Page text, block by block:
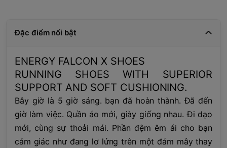
Đặc điểm nổi bật
ENERGY FALCON X SHOES
RUNNING SHOES WITH SUPERIOR
SUPPORT AND SOFT CUSHIONING.
Bây giờ là 5 giờ sáng. bạn đã hoàn thành. Đã đến
giờ làm việc. Quần áo mới, giày giống nhau. Đi dạo
mới, cùng sự thoải mái. Phần đệm êm ái cho bạn
cảm giác như đang lơ lửng trên một đám mây thay